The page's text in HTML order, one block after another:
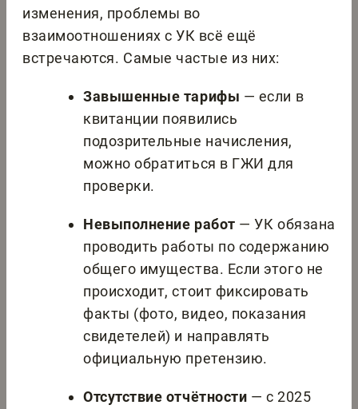
изменения, проблемы во
взаимоотношениях с УК всё ещё
встречаются. Самые частые из них:
Завышенные тарифы — если в
квитанции появились
подозрительные начисления,
можно обратиться в ГЖИ для
проверки.
Невыполнение работ — УК обязана
проводить работы по содержанию
общего имущества. Если этого не
происходит, стоит фиксировать
факты (фото, видео, показания
свидетелей) и направлять
официальную претензию.
Отсутствие отчётности — с 2025